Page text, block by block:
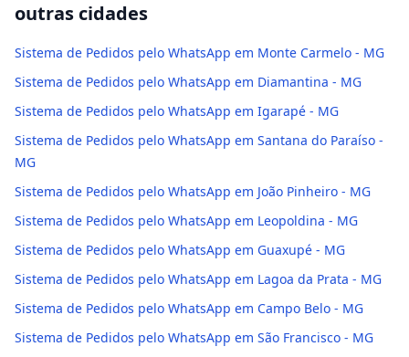
outras cidades
Sistema de Pedidos pelo WhatsApp em Monte Carmelo - MG
Sistema de Pedidos pelo WhatsApp em Diamantina - MG
Sistema de Pedidos pelo WhatsApp em Igarapé - MG
Sistema de Pedidos pelo WhatsApp em Santana do Paraíso -
MG
Sistema de Pedidos pelo WhatsApp em João Pinheiro - MG
Sistema de Pedidos pelo WhatsApp em Leopoldina - MG
Sistema de Pedidos pelo WhatsApp em Guaxupé - MG
Sistema de Pedidos pelo WhatsApp em Lagoa da Prata - MG
Sistema de Pedidos pelo WhatsApp em Campo Belo - MG
Sistema de Pedidos pelo WhatsApp em São Francisco - MG